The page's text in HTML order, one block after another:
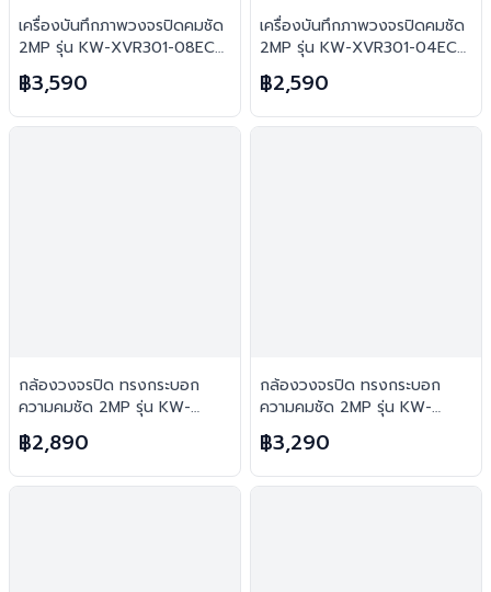
เครื่องบันทึกภาพวงจรปิดคมชัด
2MP รุ่น KW-XVR301-08ECO
(รองรับ 8 ช่อง) : KowaCCTV
฿3,590
เครื่องบันทึกภาพวงจรปิดคมชัด
2MP รุ่น KW-XVR301-04ECO
(รองรับ 4 ช่อง) : KowaCCTV
฿2,590
กล้องวงจรปิด ทรงกระบอก
ความคมชัด 2MP รุ่น KW-
3620BP : Kowa
฿2,890
กล้องวงจรปิด ทรงกระบอก
ความคมชัด 2MP รุ่น KW-
2BMP40IR- A มีไมค์ในตัว :
Kowa
฿3,290